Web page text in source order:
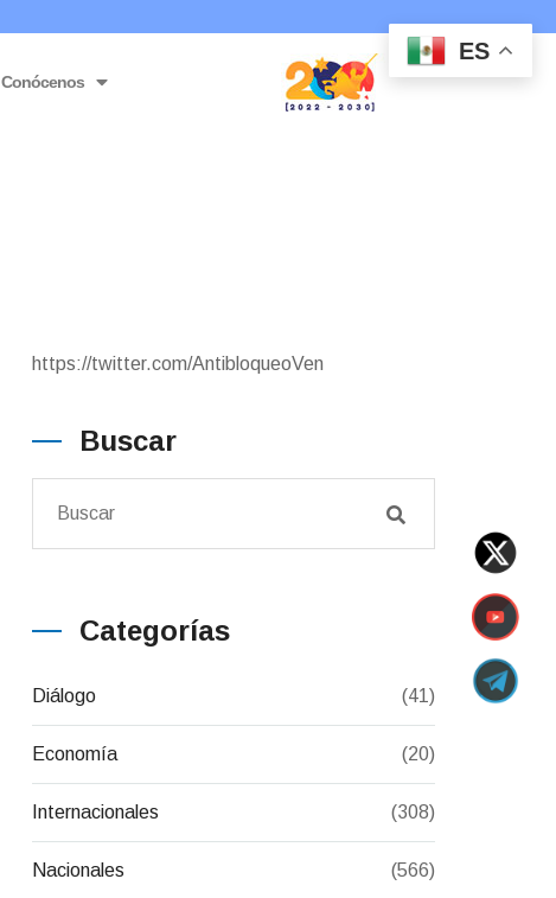
Conócenos
https://twitter.com/AntibloqueoVen
Buscar
Categorías
Diálogo (41)
Economía (20)
Internacionales (308)
Nacionales (566)
ES